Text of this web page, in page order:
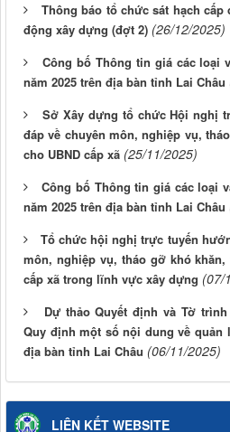
Thông báo tổ chức sát hạch
động xây dựng (đợt 2) (26/12/2025)
Công bố Thông tin giá các loại
năm 2025 trên địa bàn tỉnh Lai Châu
Sở Xây dựng tổ chức Hội nghị
đáp về chuyên môn, nghiệp vụ,
cho UBND cấp xã (25/11/2025)
Công bố Thông tin giá các loại
năm 2025 trên địa bàn tỉnh Lai Châu
Tổ chức hội nghị trực tuyến
môn, nghiệp vụ, tháo gỡ khó
cấp xã trong lĩnh vực xây dựng (07/
Dự thảo Quyết định và Tờ
Quy định một số nội dung về quản
địa bàn tỉnh Lai Châu (06/11/2025)
LIÊN KẾT WEBSITE